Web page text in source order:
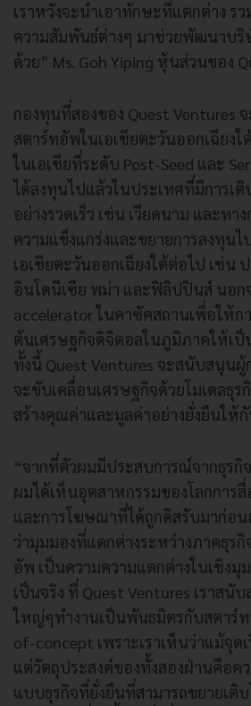
เราหวังจะนำเอาทักษะที่แตกต่าง ร
ความสัมพันธ์ต่างๆ มาช่วยพัฒนาบริ
ด้วย” Ms. Goh Yiping หุ้นส่วนของ
กองทุนที่สองของ Quest Ventures
สตาร์ทอัพในเอเชียตะวันออกเฉียง
ในเอเชียที่ระดับ Post-Seed และ
ได้ลงทุนไปแล้วในประเทศที่มีการเติ
อย่างรวดเร็ว เช่น เวียดนาม และทา
ความแข็งแกร่งและขยายการลงทุน
เอเชียตะวันออกเฉียงใต้ต่อไป เช่น
อินโดนีเซีย พม่า และฟิลิปปินส์ นอก
accelerator ในคาซัคสถานเพื่อให้ก
ต้นเศรษฐกิจดิจิตอลในภูมิภาคให้เป็
ทั้งนี้ Quest Ventures จะสนับสนุน
จะขับเคลื่อนเศรษฐกิจด้วยโมเดลธุ
สร้างคุณค่าและมูลค่าอย่างยั่งยืนให้
“จากที่ตัวผมมีประสบการณ์จากธุร
ผมได้เห็นอุตสาหกรรมของโลกการสื่
และการโฆษณาที่ได้ถูกดิสรับมาก่อน
ว่ามุมมองที่แตกต่างระหว่างภาคธุร
อัพ เป็นความความแตกต่างในเชิงมุ
เป็นจริง ที่ Quest Ventures เราสนั
ใหญ่ๆทำงานเป็นพันธมิตรกับสตาร์
of-concept เพราะเราเห็นว่าแม้จุด
แต่วัตถุประสงค์ของทั้งสองฝ่านคือค
แบบธุรกิจที่ยั่งยืนที่สามารถขยายเติ